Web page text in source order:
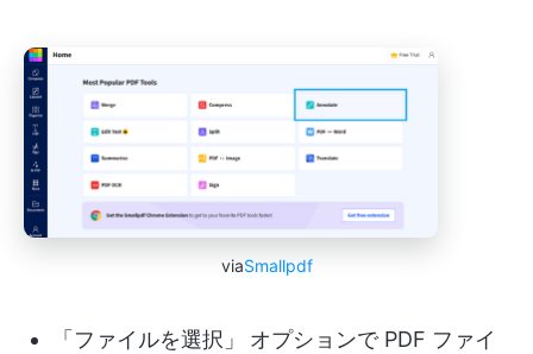
viaSmallpdf
「ファイルを選択」 オプションで PDF ファイ